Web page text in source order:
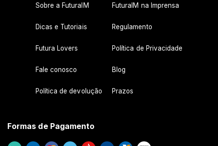
Sobre a FuturaIM FuturaIM na Imprensa
Dicas e Tutoriais Regulamento
Futura Lovers Política de Privacidade
Fale conosco Blog
Política de devolução Prazos
Formas de Pagamento